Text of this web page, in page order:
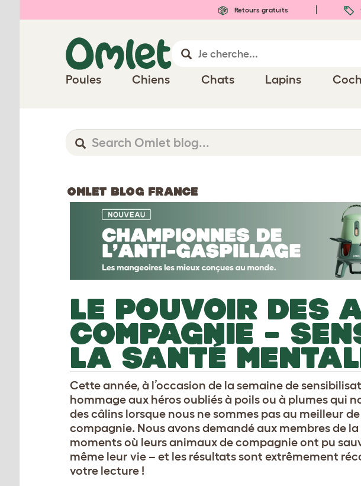
Retours gratuits
Poules Chiens Chats Lapins
OMLET BLOG FRANCE
LE POUVOIR DES
COMPAGNIE –
LA SANTÉ
Cette année, à l’occasion de la semaine de
hommage aux héros oubliés à poils ou à plumes qui
des câlins lorsque nous ne sommes pas au meilleur
compagnie. Nous avons demandé aux membres de
moments où leurs animaux de compagnie ont pu
même leur vie – et les résultats sont extrêmement
votre lecture !